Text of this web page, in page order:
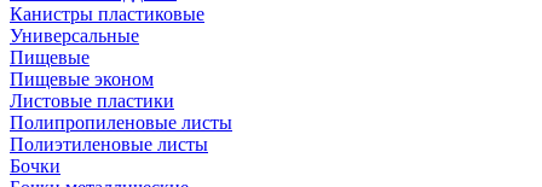
Канистры пластиковые
Универсальные
Пищевые
Пищевые эконом
Листовые пластики
Полипропиленовые листы
Полиэтиленовые листы
Бочки